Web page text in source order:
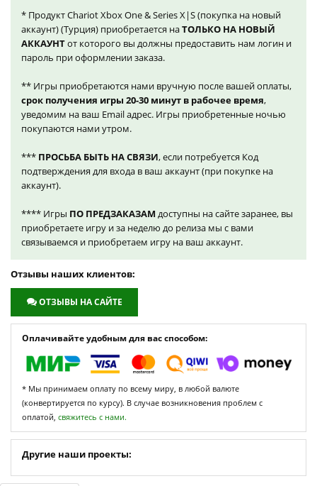
* Продукт Chariot Xbox One & Series X|S (покупка на новый
аккаунт) (Турция) приобретается наТОЛЬКО НА НОВЫЙ
АККАУНТот которого вы должны предоставить нам логин и
пароль при оформлении заказа.
** Игры приобретаются нами вручную после вашей оплаты,
срок получения игры 20-30 минут в рабочее время,
уведомим на ваш Email адрес. Игры приобретенные ночью
покупаются нами утром.
*** ПРОСЬБА БЫТЬ НА СВЯЗИ, если потребуется Код
подтверждения для входа в ваш аккаунт (при покупке на
аккаунт).
**** Игры ПО ПРЕДЗАКАЗАМ доступны на сайте заранее, вы
приобретаете игру и за неделю до релиза мы с вами
связываемся и приобретаем игру на ваш аккаунт.
Отзывы наших клиентов:
ОТЗЫВЫ НА САЙТЕ
Оплачивайте удобным для вас способом:
* Мы принимаем оплату по всему миру, в любой валюте
(конвертируется по курсу). В случае возникновения проблем с
оплатой, свяжитесь с нами.
Другие наши проекты: